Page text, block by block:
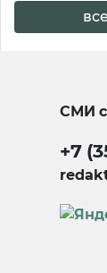
СМИ
+7